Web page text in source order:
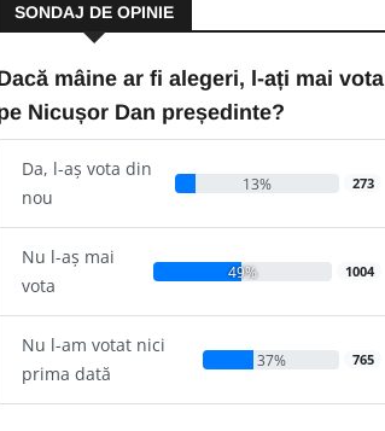
SONDAJ DE OPINIE
mâine ar fi alegeri, l-ați mai vota
Nicușor Dan președinte?
Da, l-aș vota din
nou
13% 273
Nu l-aș mai
vota
49% 1004
Nu l-am votat nici
prima dată
37% 765